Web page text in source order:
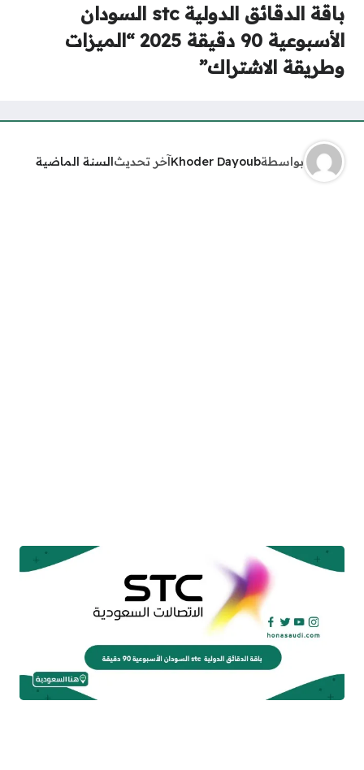
باقة الدقائق الدولية stc السودان
الأسبوعية 90 دقيقة 2025 “الميزات
وطريقة الاشتراك”
بواسطةKhoder Dayoubآخر تحديثالسنة الماضية